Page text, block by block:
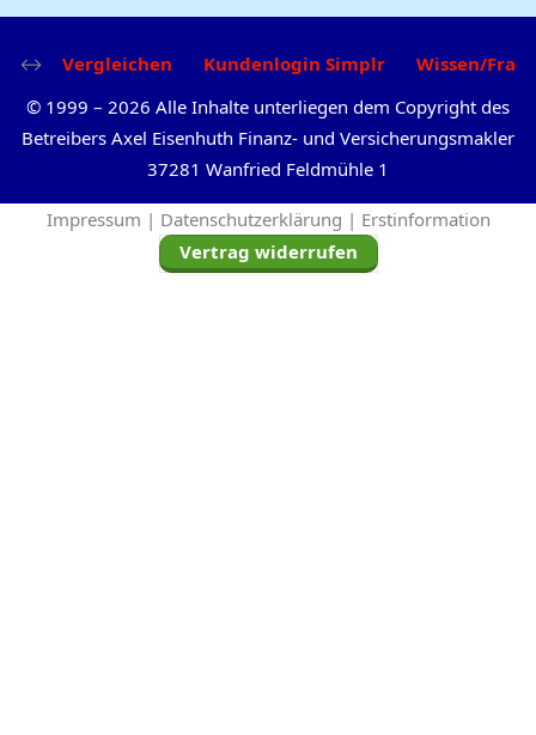
Vergleichen Kundenlogin Simplr
Wissen/
© 1999 – 2026 Alle Inhalte unterliegen dem Copyright des
Betreibers Axel Eisenhuth Finanz- und Versicherungsmakler
37281 Wanfried Feldmühle 1
Impressum | Datenschutzerklärung | Erstinformation
Vertrag widerrufen